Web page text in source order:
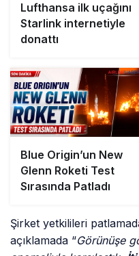
Lufthansa ilk uçağını
Starlink internetiyle
donattı
Blue Origin’un New
Glenn Roketi Test
Sırasında Patladı
Şirket yetkilileri
açıklamada “Görünüşe